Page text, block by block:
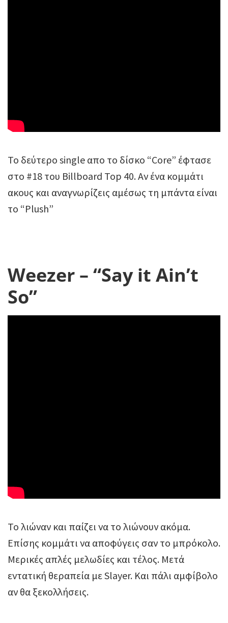
To δεύτερο single απο το δίσκο “Core” έφτασε
στο #18 του Billboard Top 40. Αν ένα κομμάτι
ακους και αναγνωρίζεις αμέσως τη μπάντα είναι
το “Plush”
Weezer – “Say it Ain’t
So”
Το λιώναν και παίζει να το λιώνουν ακόμα.
Επίσης κομμάτι να αποφύγεις σαν το μπρόκολο.
Μερικές απλές μελωδίες και τέλος. Μετά
εντατική θεραπεία με Slayer. Και πάλι αμφίβολο
αν θα ξεκολλήσεις.